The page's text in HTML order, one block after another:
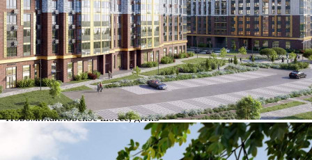
Характеристики помещения
№ объявления
125382
Дата размещения
30.06.2026
Город
Москва
Адрес
Новомихайловское шоссе, д.1к3
Расположено